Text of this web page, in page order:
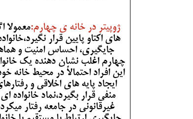
ژوپیتر در خانه ی چهارم:معمولا
های اکتاو پایین قرار
جایگیری، احساس امنیت و
چهارم اغلب نشان دهنده یک
این افراد احتمالاً در محیط خانه
ایجاد پایه های اخلاقی و
منفی قرار بگیرد،نماد خانواده
غیرقانونی در جامعه رفتار